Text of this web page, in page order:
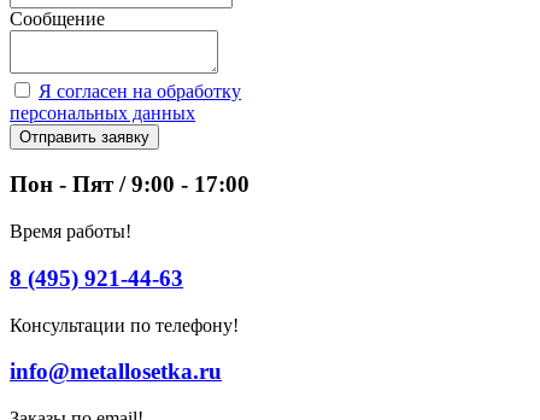
Сообщение
Я согласен на обработку
персональных данных
Отправить заявку
Пон - Пят / 9:00 - 17:00
Время работы!
8 (495) 921-44-63
Консультации по телефону!
info@metallosetka.ru